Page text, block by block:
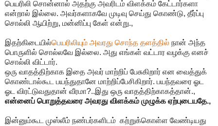
பெயரிலி சொன்னால் அதற்கு அவரிடம் விளக்கம் கேட்டார்களா
என்றால் இல்லை. அவர்களாகவே முடிவு செய்து கொண்டு, தீர்ப்பு
சொல்லி ஆயிற்று, மன்னிப்பு கேள் என்று.,
இதற்கிடையில்பெயரிலியும் அவரது சொந்த தளத்தில் நான் அந்த
பொருளில் சொல்லவே இல்லை. அது எங்கள் வட்டார வழக்கு எனச்
சொல்லி விட்டார்.
ஒரு வாதத்திற்காக இதை அவர் மாற்றிப் பேசுகிறார் என வைத்துக்
கொண்டால்கூட பயந்துதானே மாற்றிப்பேசிகிறார். பயந்தவரை ஓட
ஓட விரட்டுவதுதான் வீரமா?..இது ஒரு வாதத்திற்காகத்தான்.,
என்னைப் பொறுத்தவரை அவரது விளக்கம் முழுக்க ஏற்புடையதே.,
இன்னும்கூட முஸ்லீம் நண்பர்களிடம் கற்றுக்கொள்ள வேண்டியது